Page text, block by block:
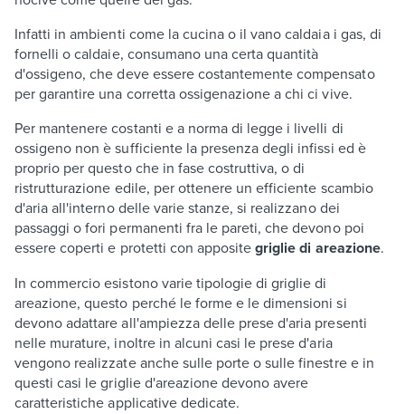
Infatti in ambienti come la cucina o il vano caldaia i gas, di
fornelli o caldaie, consumano una certa quantità
d'ossigeno, che deve essere costantemente compensato
per garantire una corretta ossigenazione a chi ci vive.
Per mantenere costanti e a norma di legge i livelli di
ossigeno non è sufficiente la presenza degli infissi ed è
proprio per questo che in fase costruttiva, o di
ristrutturazione edile, per ottenere un efficiente scambio
d'aria all'interno delle varie stanze, si realizzano dei
passaggi o fori permanenti fra le pareti, che devono poi
essere coperti e protetti con appositegriglie di areazione.
In commercio esistono varie tipologie di griglie di
areazione, questo perché le forme e le dimensioni si
devono adattare all'ampiezza delle prese d'aria presenti
nelle murature, inoltre in alcuni casi le prese d'aria
vengono realizzate anche sulle porte o sulle finestre e in
questi casi le griglie d'areazione devono avere
caratteristiche applicative dedicate.